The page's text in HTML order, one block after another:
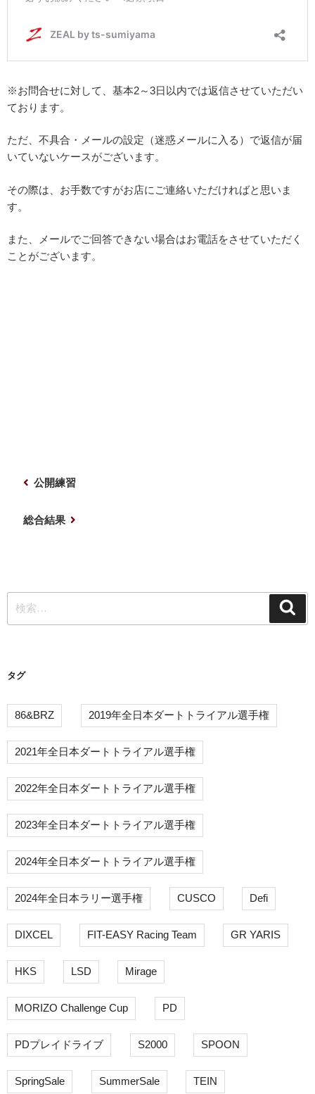
※お問合せに対して、基本2～3日以内では返信させていただい
ております。
ただ、不具合・メールの設定（迷惑メールに入る）で返信が届
いていないケースがございます。
その際は、お手数ですがお店にご連絡いただければと思いま
す。
また、メールでご回答できない場合はお電話をさせていただく
ことがございます。
シ
ョ
公開練習
総合結果
索:
タグ
86&BRZ 2019年全日本ダートトライアル選手権
2021年全日本ダートトライアル選手権
2022年全日本ダートトライアル選手権
2023年全日本ダートトライアル選手権
2024年全日本ダートトライアル選手権
2024年全日本ラリー選手権 CUSCO Defi
DIXCEL FIT-EASY Racing Team GR YARIS
HKS LSD Mirage
MORIZO Challenge Cup PD
PDプレイドライブ S2000 SPOON
SpringSale SummerSale TEIN